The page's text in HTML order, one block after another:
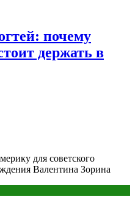
почему
держать в
для советского
Валентина Зорина